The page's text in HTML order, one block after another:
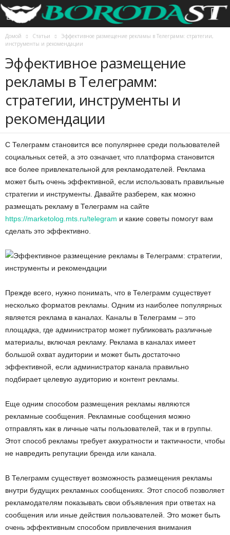
Домой Статьи
Эффективное размещение рекламы в Телеграмм: стратегии,
инструменты и рекомендации
Эффективное размещение
рекламы в Телеграмм:
стратегии, инструменты и
рекомендации
С Телеграмм становится все популярнее среди пользователей
социальных сетей, а это означает, что платформа становится
все более привлекательной для рекламодателей. Реклама
может быть очень эффективной, если использовать правильные
стратегии и инструменты. Давайте разберем, как можно
размещать рекламу в Телеграмм на сайте
https://marketolog.mts.ru/telegram и какие советы помогут вам
сделать это эффективно.
Прежде всего, нужно понимать, что в Телеграмм существует
несколько форматов рекламы. Одним из наиболее популярных
является реклама в каналах. Каналы в Телеграмм – это
площадка, где администратор может публиковать различные
материалы, включая рекламу. Реклама в каналах имеет
большой охват аудитории и может быть достаточно
эффективной, если администратор канала правильно
подбирает целевую аудиторию и контент рекламы.
Еще одним способом размещения рекламы являются
рекламные сообщения. Рекламные сообщения можно
отправлять как в личные чаты пользователей, так и в группы.
Этот способ рекламы требует аккуратности и тактичности, чтобы
не навредить репутации бренда или канала.
В Телеграмм существует возможность размещения рекламы
внутри будущих рекламных сообщениях. Этот способ позволяет
рекламодателям показывать свои объявления при ответах на
сообщения или иные действия пользователей. Это может быть
очень эффективным способом привлечения внимания